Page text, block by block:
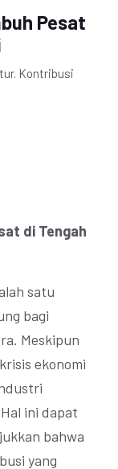
Pesat
Kontribusi
di Tengah
satu
bagi
Meskipun
ekonomi
ini dapat
bahwa
yang